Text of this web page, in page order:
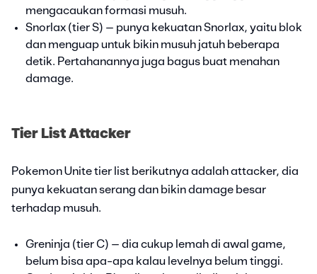
mengacaukan formasi musuh.
Snorlax (tier S) – punya kekuatan Snorlax, yaitu blok
dan menguap untuk bikin musuh jatuh beberapa
detik. Pertahanannya juga bagus buat menahan
damage.
Tier List Attacker
Pokemon Unite tier list berikutnya adalah attacker, dia
punya kekuatan serang dan bikin damage besar
terhadap musuh.
Greninja (tier C) – dia cukup lemah di awal game,
belum bisa apa-apa kalau levelnya belum tinggi.